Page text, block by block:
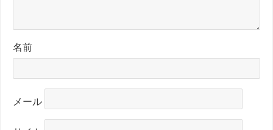
名前
メール